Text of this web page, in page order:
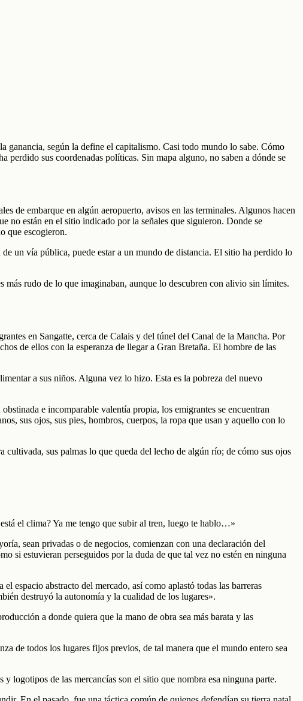
ganancia, según la define el capitalismo. Casi todo mundo lo sabe. Cómo
perdido sus coordenadas políticas. Sin mapa alguno, no saben a dónde se
de embarque en algún aeropuerto, avisos en las terminales. Algunos hacen
no están en el sitio indicado por la señales que siguieron. Donde se
que escogieron.
un vía pública, puede estar a un mundo de distancia. El sitio ha perdido lo
más rudo de lo que imaginaban, aunque lo descubren con alivio sin límites.
en Sangatte, cerca de Calais y del túnel del Canal de la Mancha. Por
de ellos con la esperanza de llegar a Gran Bretaña. El hombre de las
a sus niños. Alguna vez lo hizo. Esta es la pobreza del nuevo
e incomparable valentía propia, los emigrantes se encuentran
sus ojos, sus pies, hombros, cuerpos, la ropa que usan y aquello con lo
sus palmas lo que queda del lecho de algún río; de cómo sus ojos
el clima? Ya me tengo que subir al tren, luego te hablo…»
sean privadas o de negocios, comienzan con una declaración del
si estuvieran perseguidos por la duda de que tal vez no estén en ninguna
espacio abstracto del mercado, así como aplastó todas las barreras
destruyó la autonomía y la cualidad de los lugares».
a donde quiera que la mano de obra sea más barata y las
de todos los lugares fijos previos, de tal manera que el mundo entero sea
logotipos de las mercancías son el sitio que nombra esa ninguna parte.